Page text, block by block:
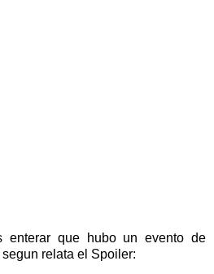
enterar que hubo un evento de
segun relata el Spoiler: